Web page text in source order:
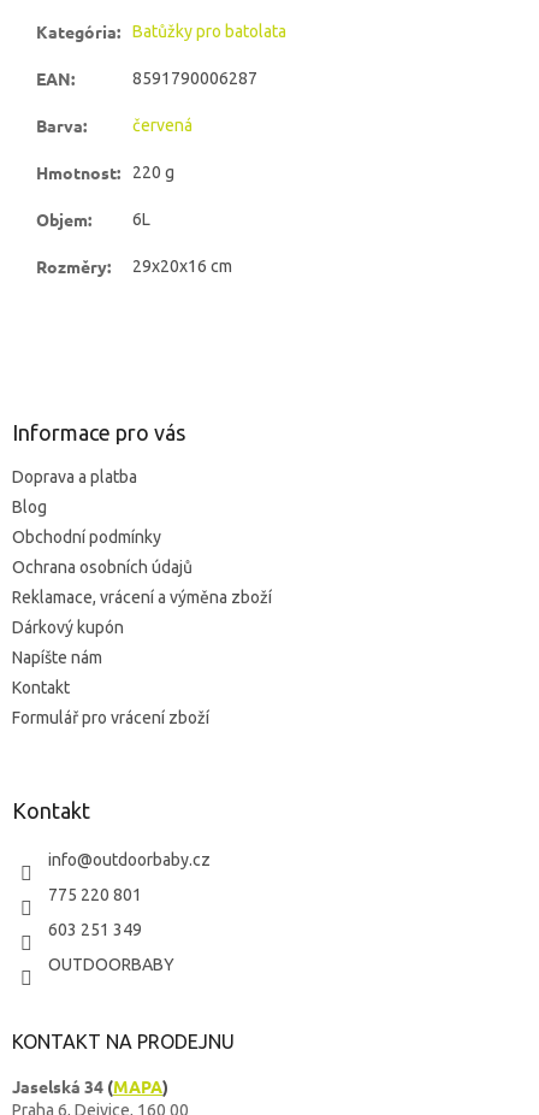
Kategória: Batůžky pro batolata
EAN: 8591790006287
Barva: červená
Hmotnost: 220 g
Objem: 6L
Rozměry: 29x20x16 cm
Informace pro vás
Doprava a platba
Blog
Obchodní podmínky
Ochrana osobních údajů
Reklamace, vrácení a výměna zboží
Dárkový kupón
Napíšte nám
Kontakt
Formulář pro vrácení zboží
Kontakt
info@outdoorbaby.cz
775 220 801
603 251 349
OUTDOORBABY
KONTAKT NA PRODEJNU
Jaselská 34 (MAPA)
Praha 6, Dejvice, 160 00